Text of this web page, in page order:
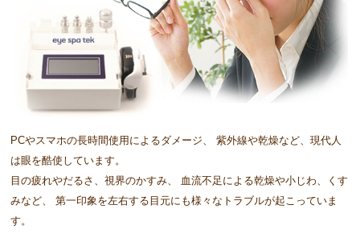
PCやスマホの長時間使用によるダメージ、紫外線や乾燥など、現代人
は眼を酷使しています。
目の疲れやだるさ、視界のかすみ、 血流不足による乾燥や小じわ、くす
みなど、第一印象を左右する目元にも様々なトラブルが起こっていま
す。